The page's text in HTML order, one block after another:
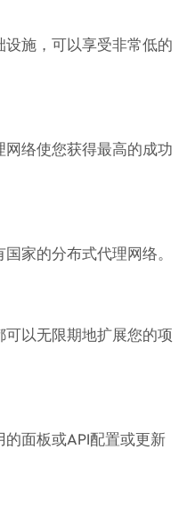
设施，可以享受非常低的
网络使您获得最高的成功
家的分布式代理网络。
可以无限期地扩展您的项
的面板或API配置或更新